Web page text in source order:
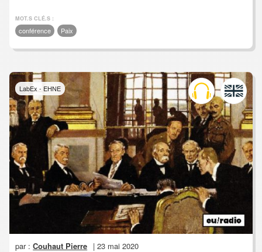
MOT.S CLÉ.S :
conférence Paix
LabEx - EHNE
par :Couhaut Pierre | 23 mai 2020